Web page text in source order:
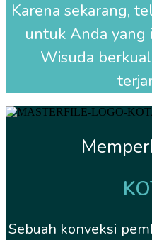
Karena sekarang,
untuk Anda yang
Wisuda
Sebuah konveksi